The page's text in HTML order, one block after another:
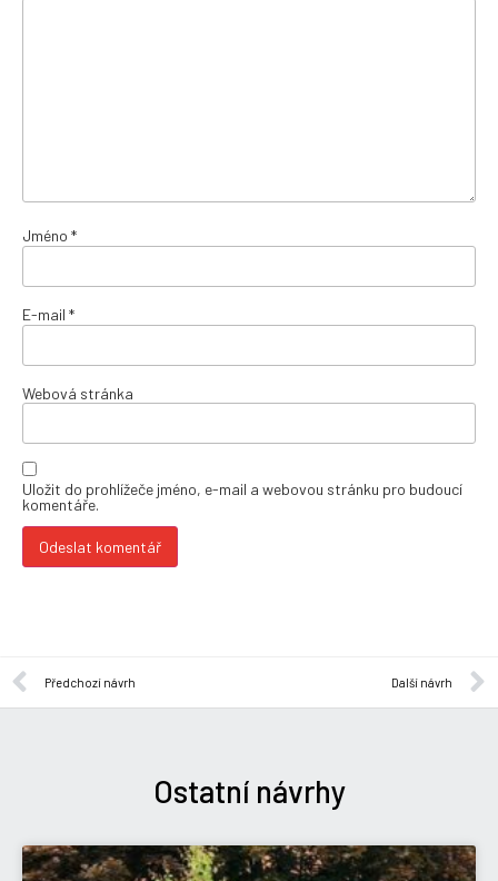
Jméno *
E-mail *
Webová stránka
Uložit do prohlížeče jméno, e-mail a webovou stránku pro budoucí
komentáře.
Předchozí návrh Další návrh
Ostatní návrhy